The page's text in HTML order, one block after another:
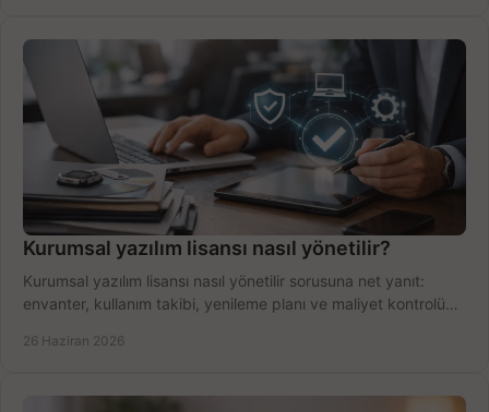
Kurumsal yazılım lisansı nasıl yönetilir?
Kurumsal yazılım lisansı nasıl yönetilir sorusuna net yanıt:
envanter, kullanım takibi, yenileme planı ve maliyet kontrolü
26 Haziran 2026